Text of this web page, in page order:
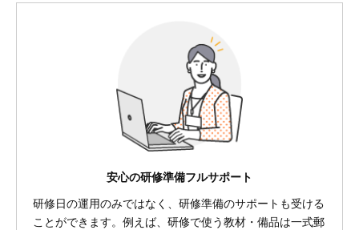
安心の研修準備フルサポート
研修日の運用のみではなく、研修準備のサポートも受ける
ことができます。例えば、研修で使う教材・備品は一式郵